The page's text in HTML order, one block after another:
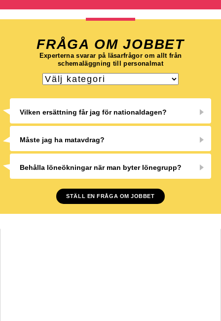
FRÅGA OM JOBBET
Experterna svarar på läsarfrågor om allt från
schemaläggning till personalmat
Vilken ersättning får jag för nationaldagen?
Måste jag ha matavdrag?
Behålla löneökningar när man byter lönegrupp?
STÄLL EN FRÅGA OM JOBBET